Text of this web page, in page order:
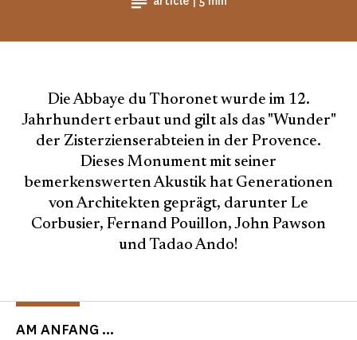
Die Abbaye du Thoronet wurde im 12.
Jahrhundert erbaut und gilt als das "Wunder"
der Zisterzienserabteien in der Provence.
Dieses Monument mit seiner
bemerkenswerten Akustik hat Generationen
von Architekten geprägt, darunter Le
Corbusier, Fernand Pouillon, John Pawson
und Tadao Ando!
AM ANFANG ...